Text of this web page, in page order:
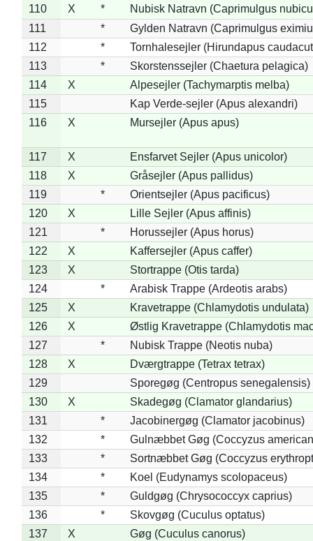
110
X *
Nubisk Natravn (Caprimulgus
111
*
Gylden Natravn (Caprimulgus
112
*
Tornhalesejler (Hirundapus
113
*
Skorstenssejler (Chaetura pelagica)
114
X
Alpesejler (Tachymarptis melba)
115
Kap Verde-sejler (Apus alexandri)
116
X Mursejler (Apus apus)
117 X
Ensfarvet Sejler (Apus unicolor)
118
X
Gråsejler (Apus pallidus)
119
*
Orientsejler (Apus pacificus)
120
X
Lille Sejler (Apus affinis)
121
*
Horussejler (Apus horus)
122
X
Kaffersejler (Apus caffer)
123
X
Stortrappe (Otis tarda)
124
*
Arabisk Trappe (Ardeotis arabs)
125
X
Kravetrappe (Chlamydotis undulata)
126
X
Østlig Kravetrappe (Chlamydotis
127
*
Nubisk Trappe (Neotis nuba)
128
X
Dværgtrappe (Tetrax tetrax)
129
Sporegøg (Centropus senegalensis)
130
X
Skadegøg (Clamator glandarius)
131
*
Jacobinergøg (Clamator jacobinus)
132
*
Gulnæbbet Gøg (Coccyzus
133
*
Sortnæbbet Gøg (Coccyzus
134
*
Koel (Eudynamys scolopaceus)
135
*
Guldgøg (Chrysococcyx caprius)
136
*
Skovgøg (Cuculus optatus)
137
X Gøg (Cuculus canorus)